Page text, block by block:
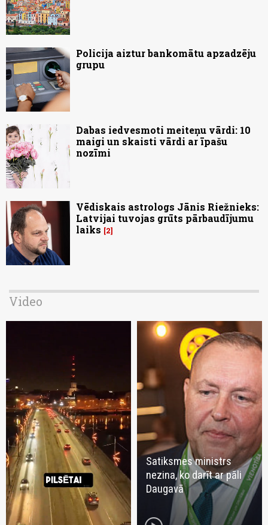
Policija aiztur bankomātu apzadzēju
grupu
Dabas iedvesmoti meiteņu vārdi: 10
maigi un skaisti vārdi ar īpašu
nozīmi
Vēdiskais astrologs Jānis Riežnieks:
Latvijai tuvojas grūts pārbaudījumu
laiks
2
Video
Satiksmes ministrs
nezina, ko darīt ar pāli
Daugavā